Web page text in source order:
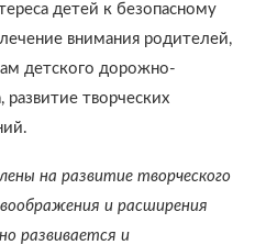
детей к безопасному
внимания родителей,
детского дорожно-
развитие творческих
на развитие творческого
и расширения
развивается и